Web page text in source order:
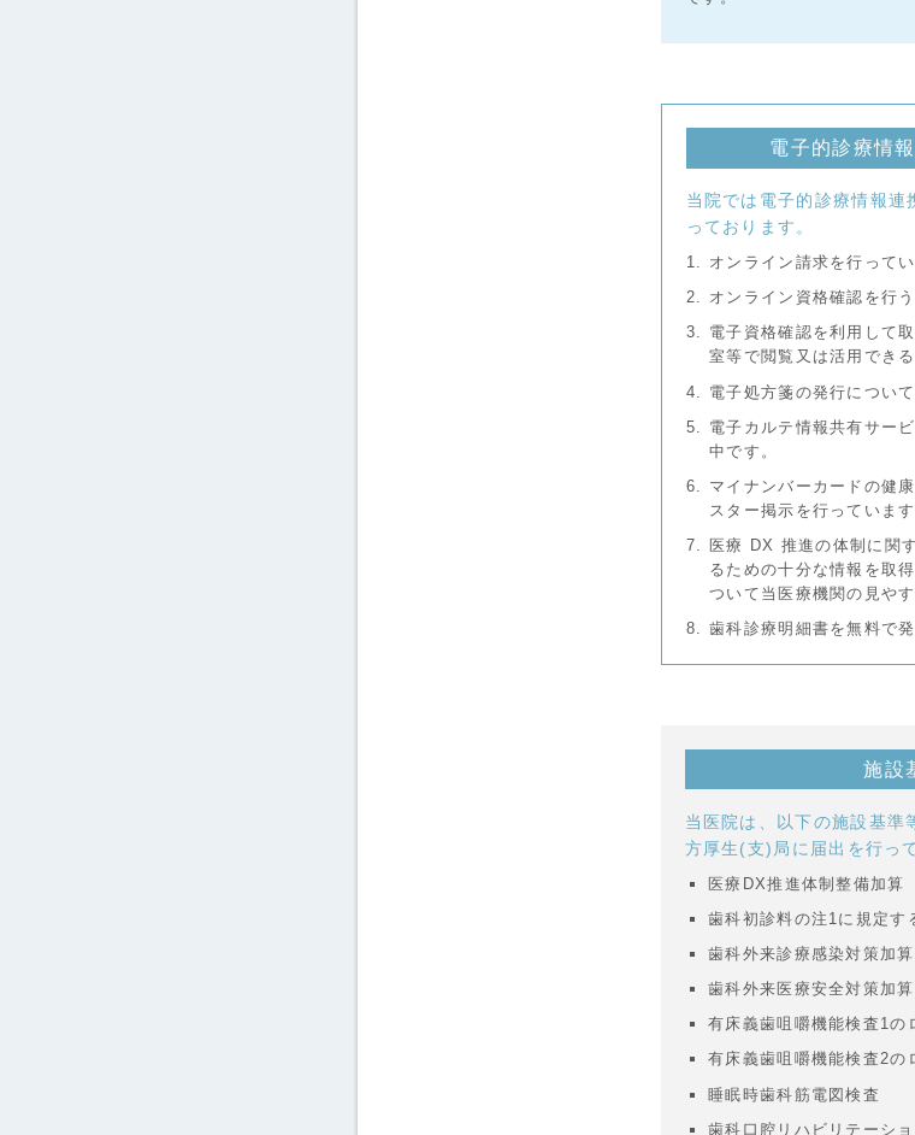
電子的診療情
当院では電子的診療情報
っております。
オンライン請求を行ってい
オンライン資格確認を行
電子資格確認を利用して
室等で閲覧又は活用でき
電子処方箋の発行につい
電子カルテ情報共有サー
中です。
マイナンバーカードの健
スター掲示を行っています
医療 DX 推進の体制に関
るための十分な情報を取
ついて当医療機関の見や
歯科診療明細書を無料で
施設
当医院は、以下の施設基準
方厚生(支)局に届出を行っ
医療DX推進体制整備加算
歯科初診料の注1に規定す
歯科外来診療感染対策加
歯科外来医療安全対策加
有床義歯咀嚼機能検査1の
有床義歯咀嚼機能検査2の
睡眠時歯科筋電図検査
歯科口腔リハビリテーシ